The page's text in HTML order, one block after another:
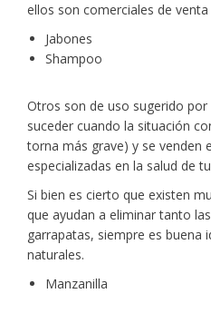
ellos son comerciales de
Jabones
Shampoo
Otros son de uso sugerido
suceder cuando la situación
torna más grave) y se venden
especializadas en la salud de
Si bien es cierto que existen
que ayudan a eliminar tanto
garrapatas, siempre es buena
naturales.
Manzanilla